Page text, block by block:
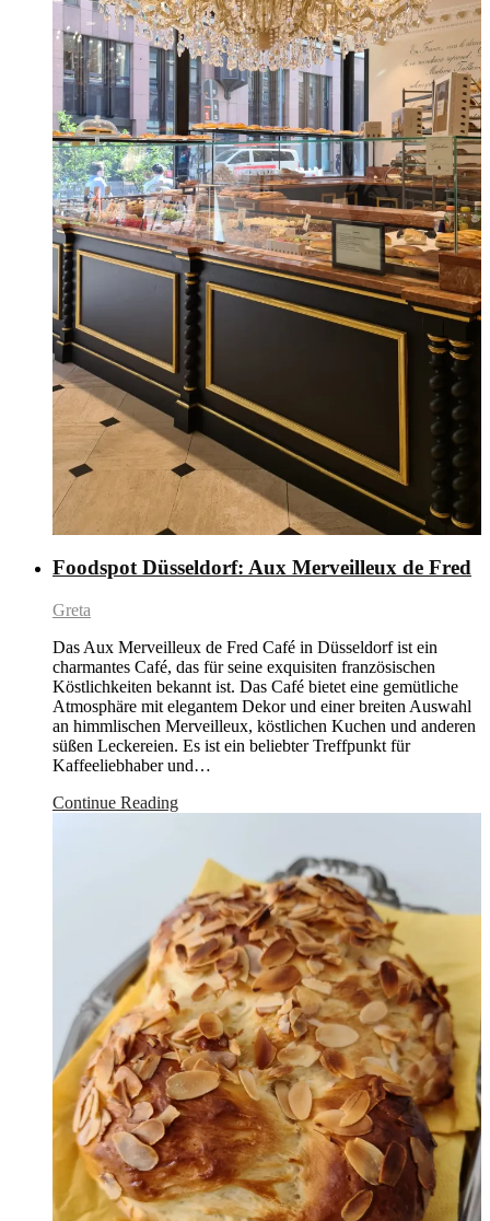
Foodspot Düsseldorf: Aux Merveilleux de Fred
Greta
Das Aux Merveilleux de Fred Café in Düsseldorf ist ein
charmantes Café, das für seine exquisiten französischen
Köstlichkeiten bekannt ist. Das Café bietet eine gemütliche
Atmosphäre mit elegantem Dekor und einer breiten Auswahl
an himmlischen Merveilleux, köstlichen Kuchen und anderen
süßen Leckereien. Es ist ein beliebter Treffpunkt für
Kaffeeliebhaber und…
Continue Reading